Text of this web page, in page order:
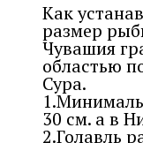
Как
размер
Чувашия
областью
Сура.
30 см. а в
2.Голавль